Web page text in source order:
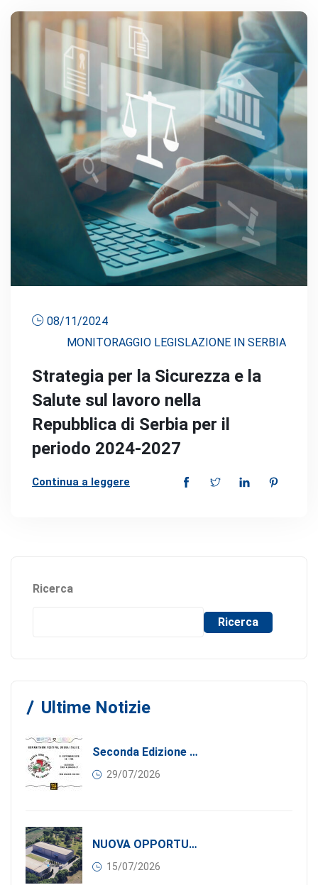
08/11/2024
MONITORAGGIO LEGISLAZIONE IN SERBIA
Strategia per la Sicurezza e la
Salute sul lavoro nella
Repubblica di Serbia per il
periodo 2024-2027
Continua a leggere
Ricerca
Ricerca
Ultime Notizie
Seconda Edizione Di MANGIA. DONA. AMA: Quando La Gastronomia Incontra La Solidarietà, 11 Settembre 2026
29/07/2026
NUOVA OPPORTUNITÀ DI BUSINESS PER I SOCI DI CONFINDUSTRIA SERBIA: Affitasi Un Moderno Capannone Industriale A Pančevo – 1.200 M² Nella Zona Industriale
15/07/2026